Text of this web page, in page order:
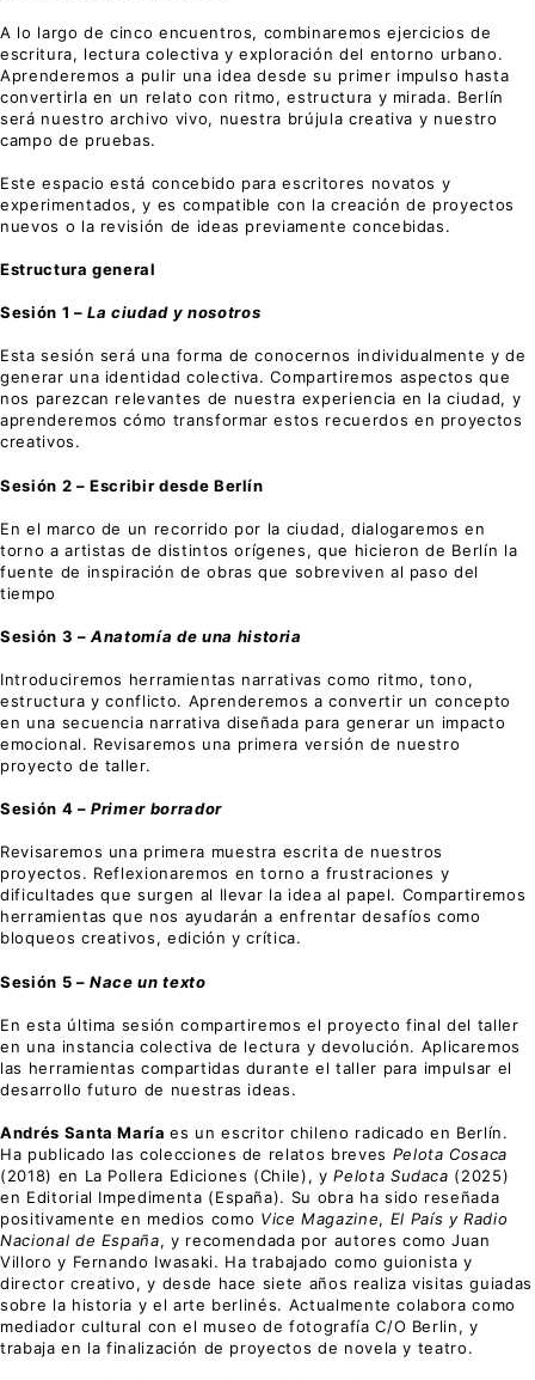
A lo largo de cinco encuentros, combinaremos ejercicios de
escritura, lectura colectiva y exploración del entorno urbano.
Aprenderemos a pulir una idea desde su primer impulso hasta
convertirla en un relato con ritmo, estructura y mirada. Berlín
será nuestro archivo vivo, nuestra brújula creativa y nuestro
campo de pruebas.
Este espacio está concebido para escritores novatos y
experimentados, y es compatible con la creación de proyectos
nuevos o la revisión de ideas previamente concebidas.
Estructura general
Sesión 1 –La ciudad y nosotros
Esta sesión será una forma de conocernos individualmente y de
generar una identidad colectiva. Compartiremos aspectos que
nos parezcan relevantes de nuestra experiencia en la ciudad, y
aprenderemos cómo transformar estos recuerdos en proyectos
creativos.
Sesión 2 – Escribir desde Berlín
En el marco de un recorrido por la ciudad, dialogaremos en
torno a artistas de distintos orígenes, que hicieron de Berlín la
fuente de inspiración de obras que sobreviven al paso del
tiempo
Sesión 3 –Anatomía de una historia
Introduciremos herramientas narrativas como ritmo, tono,
estructura y conflicto. Aprenderemos a convertir un concepto
en una secuencia narrativa diseñada para generar un impacto
emocional. Revisaremos una primera versión de nuestro
proyecto de taller.
Sesión 4 –Primer borrador
Revisaremos una primera muestra escrita de nuestros
proyectos. Reflexionaremos en torno a frustraciones y
dificultades que surgen al llevar la idea al papel. Compartiremos
herramientas que nos ayudarán a enfrentar desafíos como
bloqueos creativos, edición y crítica.
Sesión 5 –Nace un texto
En esta última sesión compartiremos el proyecto final del taller
en una instancia colectiva de lectura y devolución. Aplicaremos
las herramientas compartidas durante el taller para impulsar el
desarrollo futuro de nuestras ideas.
Andrés Santa Maríaes un escritor chileno radicado en Berlín.
Ha publicado las colecciones de relatos breves Pelota Cosaca
(2018) en La Pollera Ediciones (Chile), yPelota Sudaca (2025)
en Editorial Impedimenta (España). Su obra ha sido reseñada
positivamente en medios como Vice Magazine, El País y Radio
Nacional de España, y recomendada por autores como Juan
Villoro y Fernando Iwasaki. Ha trabajado como guionista y
director creativo, y desde hace siete años realiza visitas guiadas
sobre la historia y el arte berlinés. Actualmente colabora como
mediador cultural con el museo de fotografía C/O Berlin, y
trabaja en la finalización de proyectos de novela y teatro.